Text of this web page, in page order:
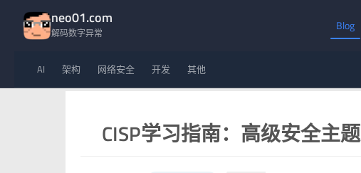
neo01.com
解码数字异常
Blog
AI 架构 网络安全 开发 其他
CISP学习指南：高级安全主题